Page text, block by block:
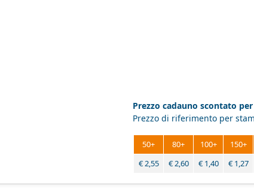
Prezzo cadauno scontato
Prezzo di riferimento per
50+ 80+ 100+ 150+
€2,55 €2,60 € 1,40 € 1,27